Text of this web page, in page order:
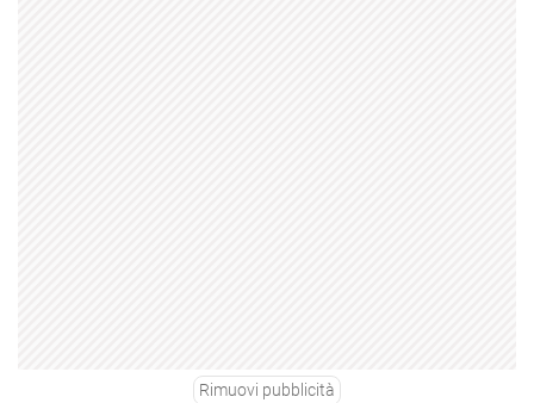
Rimuovi pubblicità